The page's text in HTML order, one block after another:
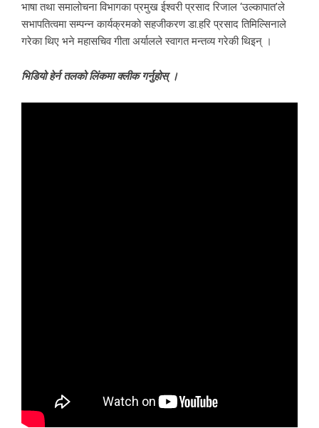
भाषा तथा समालोचना विभागका प्रमुख ईश्वरी प्रसाद रिजाल ‘उल्कापात’ले
सभापतित्वमा सम्पन्न कार्यक्रमको सहजीकरण डा.हरि प्रसाद तिमिल्सिनाले
गरेका थिए भने महासचिव गीता अर्यालले स्वागत मन्तव्य गरेकी थिइन् ।
भिडियो हेर्न तलको लिंकमा क्लीक गर्नुहोस् ।